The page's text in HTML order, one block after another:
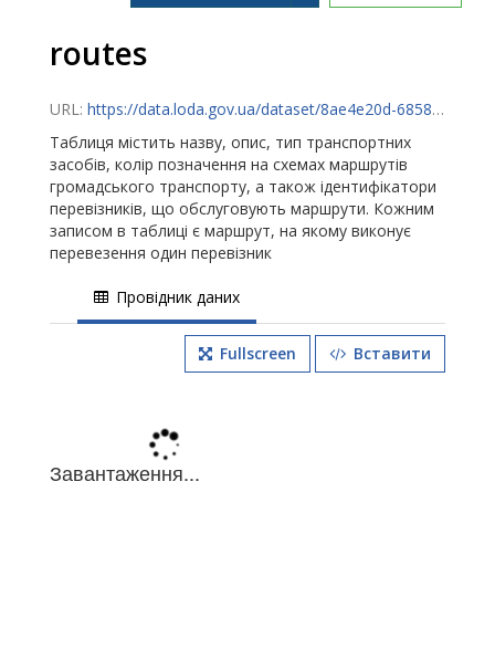
routes
URL: https://data.loda.gov.ua/dataset/8ae4e20d-6858-462d-842f-79b8071b5c3a/resource/a215baa3-9c87-49d2-8e59-34686aa06c3a/download/routes.csv
Таблиця містить назву, опис, тип транспортних
засобів, колір позначення на схемах маршрутів
громадського транспорту, а також ідентифікатори
перевізників, що обслуговують маршрути. Кожним
записом в таблиці є маршрут, на якому виконує
перевезення один перевізник
Провідник даних
Fullscreen Вставити